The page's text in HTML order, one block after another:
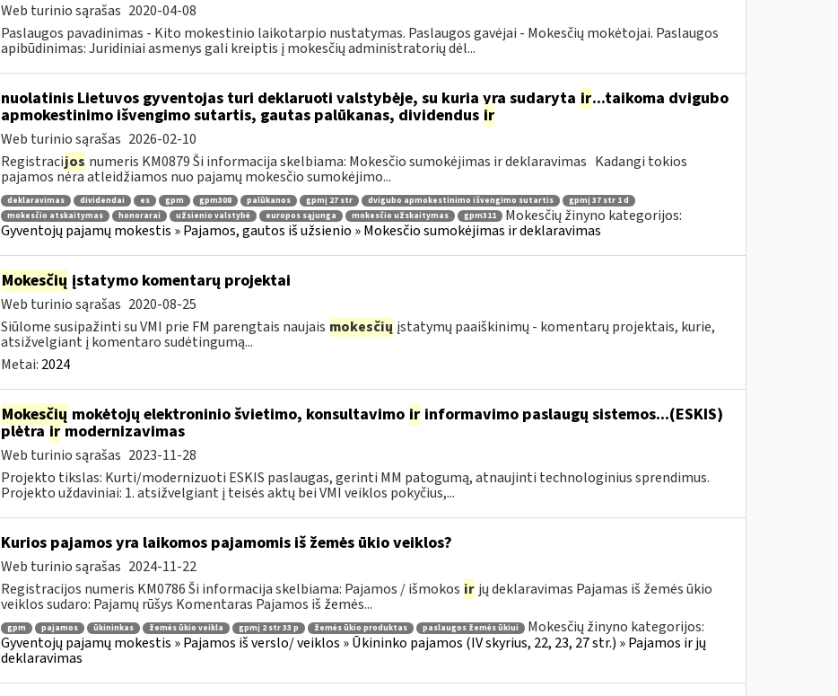
Web turinio sąrašas 2020-04-08
Paslaugos pavadinimas - Kito mokestinio laikotarpio nustatymas. Paslaugos gavėjai - Mokesčių mokėtojai. Paslaugos
apibūdinimas: Juridiniai asmenys gali kreiptis į mokesčių administratorių dėl...
nuolatinis Lietuvos gyventojas turi deklaruoti valstybėje, su kuria yra sudaryta ir...taikoma dvigubo
apmokestinimo išvengimo sutartis, gautas palūkanas, dividendus ir
Web turinio sąrašas 2026-02-10
Registracijos numeris KM0879 Ši informacija skelbiama: Mokesčio sumokėjimas ir deklaravimas Kadangi tokios
pajamos nėra atleidžiamos nuo pajamų mokesčio sumokėjimo...
deklaravimas dividendai es gpm gpm308 palūkanos gpmį 27 str dvigubo apmokestinimo išvengimo sutartis
gpmį 37 str 1 d
mokesčio atskaitymas
honorarai užsienio valstybė europos sąjunga mokesčio užskaitymas gpm311
Mokesčių žinyno kategorijos:
Gyventojų pajamų mokestis » Pajamos, gautos iš užsienio » Mokesčio sumokėjimas ir deklaravimas
Mokesčių įstatymo komentarų projektai
Web turinio sąrašas 2020-08-25
Siūlome susipažinti su VMI prie FM parengtais naujais mokesčių įstatymų paaiškinimų - komentarų projektais, kurie,
atsižvelgiant į komentaro sudėtingumą...
Metai: 2024
Mokesčių mokėtojų elektroninio švietimo, konsultavimo irinformavimo paslaugų sistemos...(ESKIS)
plėtrairmodernizavimas
Web turinio sąrašas 2023-11-28
Projekto tikslas: Kurti/modernizuoti ESKIS paslaugas, gerinti MM patogumą, atnaujinti technologinius sprendimus.
Projekto uždaviniai: 1. atsižvelgiant į teisės aktų bei VMI veiklos pokyčius,...
Kurios pajamos yra laikomos pajamomis iš žemės ūkio veiklos?
Web turinio sąrašas 2024-11-22
Registracijos numeris KM0786 Ši informacija skelbiama: Pajamos / išmokos ir jų deklaravimas Pajamas iš žemės ūkio
veiklos sudaro: Pajamų rūšys Komentaras Pajamos iš žemės...
gpm pajamos ūkininkas žemės ūkio veikla gpmį 2 str 33 p žemės ūkio produktas paslaugos žemės ūkiui
Mokesčių žinyno kategorijos:
Gyventojų pajamų mokestis » Pajamos iš verslo/ veiklos » Ūkininko pajamos (IV skyrius, 22, 23, 27 str.) » Pajamos ir jų
deklaravimas